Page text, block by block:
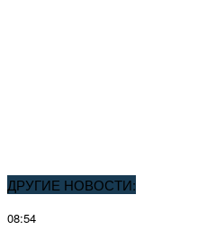
ДРУГИЕ НОВОСТИ:
08:54